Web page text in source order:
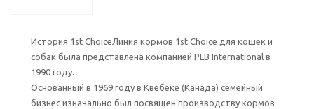
История 1st ChoiceЛиния кормов 1st Choice для кошек и
собак была представлена компанией PLB International в
1990 году.
Основанный в 1969 году в Квебеке (Канада) семейный
бизнес изначально был посвящен производству кормов